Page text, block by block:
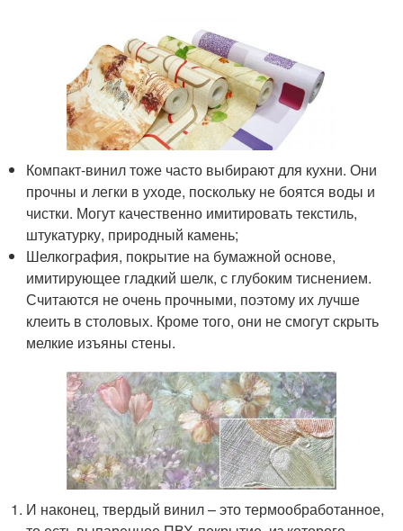
Компакт-винил тоже часто выбирают для кухни. Они
прочны и легки в уходе, поскольку не боятся воды и
чистки. Могут качественно имитировать текстиль,
штукатурку, природный камень;
Шелкография, покрытие на бумажной основе,
имитирующее гладкий шелк, с глубоким тиснением.
Считаются не очень прочными, поэтому их лучше
клеить в столовых. Кроме того, они не смогут скрыть
мелкие изъяны стены.
И наконец, твердый винил – это термообработанное,